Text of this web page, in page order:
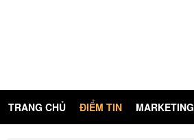
TRANG CHỦ ĐIỂM TIN MARKETING